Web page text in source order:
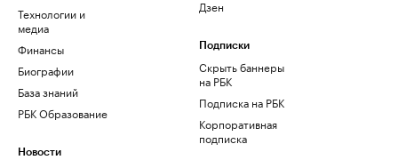
Технологии и
медиа
Финансы
Биографии
База знаний
РБК Образование
Новости
Дзен
Подписки
Скрыть баннеры
на РБК
Подписка на РБК
Корпоративная
подписка